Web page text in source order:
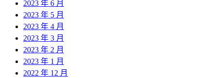
2023 年 6 月
2023 年 5 月
2023 年 4 月
2023 年 3 月
2023 年 2 月
2023 年 1 月
2022 年 12 月